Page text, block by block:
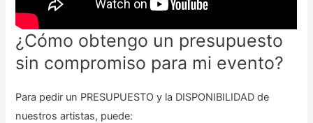
¿Cómo obtengo un presupuesto
sin compromiso para mi evento?
Para pedir un PRESUPUESTO y la DISPONIBILIDAD de
nuestros artistas, puede: